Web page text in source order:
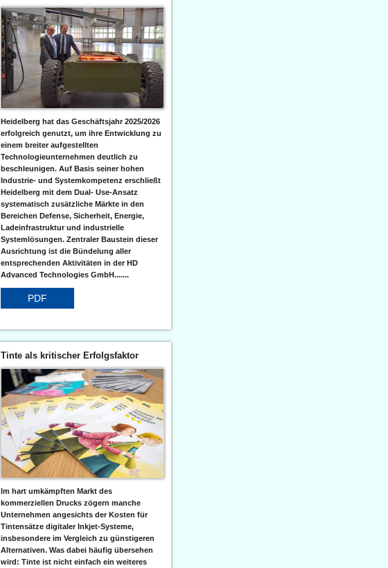
Heidelberg hat das Geschäftsjahr 2025/2026
erfolgreich genutzt, um ihre Entwicklung zu
einem breiter aufgestellten
Technologieunternehmen deutlich zu
beschleunigen. Auf Basis seiner hohen
Industrie- und Systemkompetenz erschließt
Heidelberg mit dem Dual- Use-Ansatz
systematisch zusätzliche Märkte in den
Bereichen Defense, Sicherheit, Energie,
Ladeinfrastruktur und industrielle
Systemlösungen. Zentraler Baustein dieser
Ausrichtung ist die Bündelung aller
entsprechenden Aktivitäten in der HD
Advanced Technologies GmbH.......
PDF
Tinte als kritischer Erfolgsfaktor
Im hart umkämpften Markt des
kommerziellen Drucks zögern manche
Unternehmen angesichts der Kosten für
Tintensätze digitaler Inkjet-Systeme,
insbesondere im Vergleich zu günstigeren
Alternativen. Was dabei häufig übersehen
wird: Tinte ist nicht einfach ein weiteres